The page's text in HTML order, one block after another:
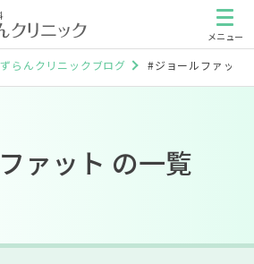
らんクリニックブログ #ジョールファット
ァット の一覧